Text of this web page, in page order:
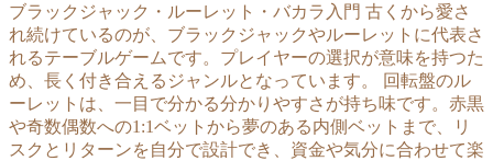
ブラックジャック・ルーレット・バカラ入門 古くから愛さ
れ続けているのが、ブラックジャックやルーレットに代表さ
れるテーブルゲームです。プレイヤーの選択が意味を持つた
め、長く付き合えるジャンルとなっています。 回転盤のル
ーレットは、一目で分かる分かりやすさが持ち味です。赤黒
や奇数偶数への1:1ベットから夢のある内側ベットまで、リ
スクとリターンを自分で設計でき、資金や気分に合わせて楽